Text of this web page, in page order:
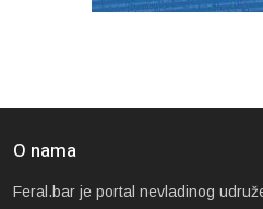
O nama
Feral.bar je portal nevladinog